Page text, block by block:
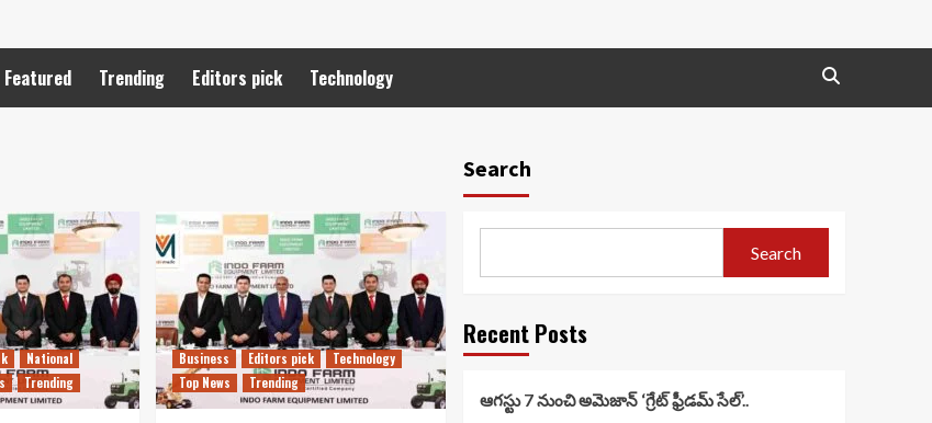
Featured Trending Editors pick Technology
National
Trending
Business Editors pick
Technology
Top News
Trending
Search
Search
Recent Posts
ఆగస్టు 7 నుంచి అమెజాన్ ‘గ్రేట్ ఫ్రీడమ్ సేల్’..